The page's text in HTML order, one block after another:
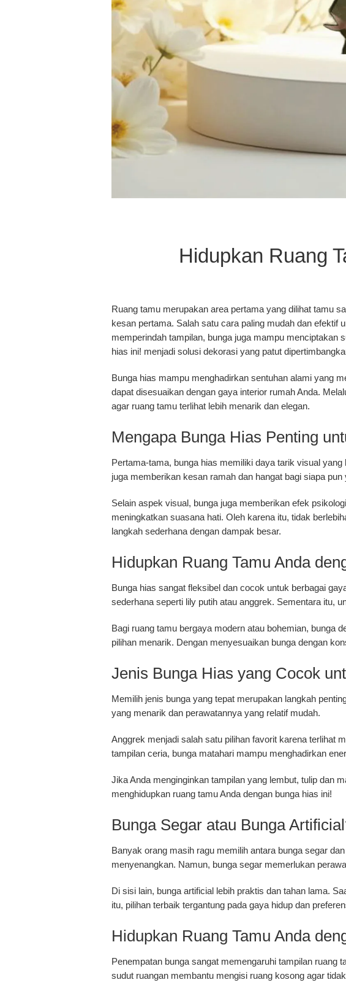
Hidupkan Ruang
Ruang tamu merupakan area pertama yang dilihat tamu
kesan pertama. Salah satu cara paling mudah dan efektif
memperindah tampilan, bunga juga mampu menciptakan
hias ini! menjadi solusi dekorasi yang patut
Bunga hias mampu menghadirkan sentuhan alami yang
dapat disesuaikan dengan gaya interior rumah Anda.
agar ruang tamu terlihat lebih menarik dan elegan.
Mengapa Bunga Hias Penting
Pertama-tama, bunga hias memiliki daya tarik visual
juga memberikan kesan ramah dan hangat bagi siapa pun
Selain aspek visual, bunga juga memberikan efek
meningkatkan suasana hati. Oleh karena itu, tidak
langkah sederhana dengan dampak besar.
Hidupkan Ruang Tamu Anda
Bunga hias sangat fleksibel dan cocok untuk berbagai
sederhana seperti lily putih atau anggrek. Sementara itu,
Bagi ruang tamu bergaya modern atau bohemian, bunga
pilihan menarik. Dengan menyesuaikan bunga dengan
Jenis Bunga Hias yang Cocok
Memilih jenis bunga yang tepat merupakan langkah
yang menarik dan perawatannya yang relatif mudah.
Anggrek menjadi salah satu pilihan favorit karena terlihat
tampilan ceria, bunga matahari mampu menghadirkan
Jika Anda menginginkan tampilan yang lembut, tulip dan
menghidupkan ruang tamu Anda dengan bunga hias ini!
Bunga Segar atau Bunga
Banyak orang masih ragu memilih antara bunga segar
menyenangkan. Namun, bunga segar memerlukan
Di sisi lain, bunga artificial lebih praktis dan tahan lama.
itu, pilihan terbaik tergantung pada gaya hidup dan
Hidupkan Ruang Tamu Anda
Penempatan bunga sangat memengaruhi tampilan ruang
sudut ruangan membantu mengisi ruang kosong agar